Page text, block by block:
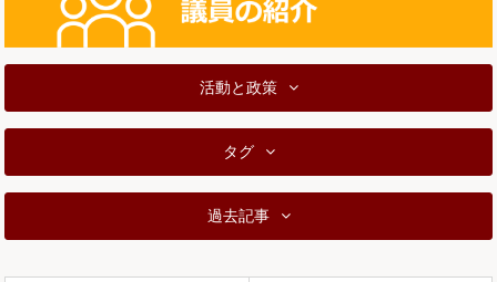
活動と政策
タグ
過去記事